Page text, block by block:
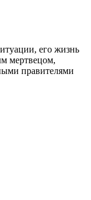
его жизнь
мертвецом,
правителями